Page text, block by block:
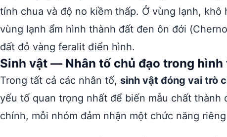
tính chua và độ no kiềm thấp. Ở vùng lạnh,
vùng lạnh ẩm hình thành đất đen ôn đới
đất đỏ vàng feralit điển hình.
Sinh vật — Nhân tố chủ đạo trong hình
Trong tất cả các nhân tố, sinh vật đóng vai trò
yếu tố quan trọng nhất để biến mẫu chất
chính, mỗi nhóm đảm nhận một chức năng